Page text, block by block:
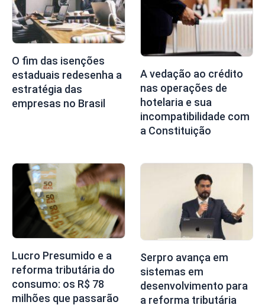
O fim das isenções
estaduais redesenha a
estratégia das
empresas no Brasil
A vedação ao crédito
nas operações de
hotelaria e sua
incompatibilidade com
a Constituição
Lucro Presumido e a
reforma tributária do
consumo: os R$ 78
milhões que passarão
Serpro avança em
sistemas em
desenvolvimento para
a reforma tributária